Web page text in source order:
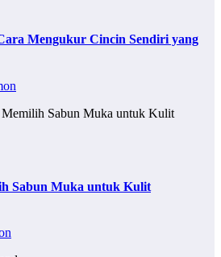
Mengukur Cincin Sendiri yang
Sabun Muka untuk Kulit